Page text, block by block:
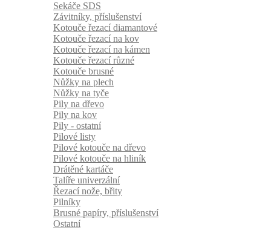
Sekáče SDS
Závitníky, příslušenství
Kotouče řezací diamantové
Kotouče řezací na kov
Kotouče řezací na kámen
Kotouče řezací různé
Kotouče brusné
Nůžky na plech
Nůžky na tyče
Pily na dřevo
Pily na kov
Pily - ostatní
Pilové listy
Pilové kotouče na dřevo
Pilové kotouče na hliník
Drátěné kartáče
Talíře univerzální
Řezací nože, břity
Pilníky
Brusné papíry, příslušenství
Ostatní